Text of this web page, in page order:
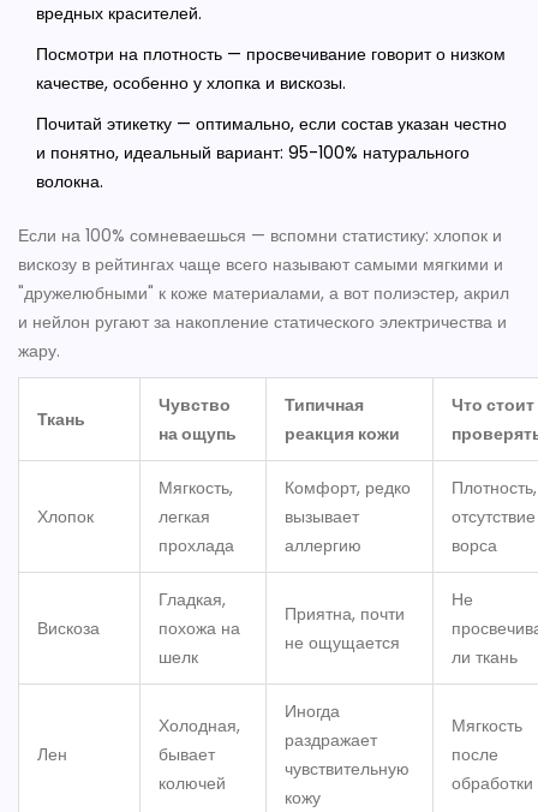
вредных красителей.
Посмотри на плотность — просвечивание говорит о низком
качестве, особенно у хлопка и вискозы.
Почитай этикетку — оптимально, если состав указан честно
и понятно, идеальный вариант: 95-100% натурального
волокна.
Если на 100% сомневаешься — вспомни статистику: хлопок и
вискозу в рейтингах чаще всего называют самыми мягкими и
"дружелюбными" к коже материалами, а вот полиэстер, акрил
и нейлон ругают за накопление статического электричества и
жару.
Ткань
Чувство
на ощупь
Типичная
реакция кожи
Что стоит
Хлопок
Мягкость,
легкая
прохлада
Комфорт, редко
вызывает
аллергию
Плотность,
отсутствие
ворса
Вискоза
Гладкая,
похожа на
шелк
Приятна, почти
не ощущается
Не
ли ткань
Лен
Холодная,
бывает
колючей
Иногда
раздражает
чувствительную
кожу
Мягкость
после
обработки